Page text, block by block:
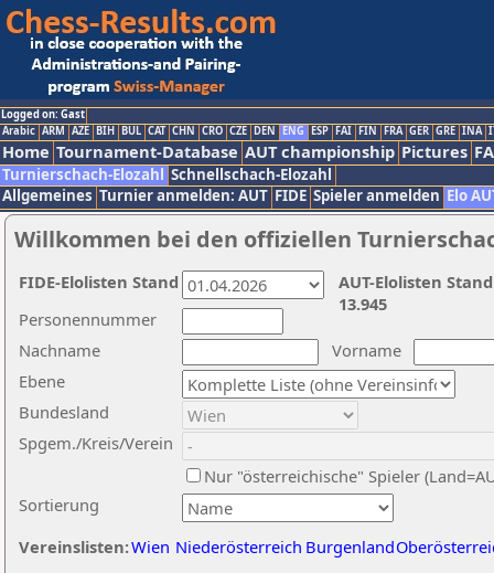
Logged on: Gast
Arabic ARM AZE BIH BUL CAT CHN CRO CZE DEN ENG ESP FAI FIN FRA GER GRE INA
Home Tournament-Database AUT championship Pictures
Turnierschach-Elozahl Schnellschach-Elozahl
Allgemeines Turnier anmelden: AUT FIDE Spieler anmelden Elo
Willkommen bei den offiziellen
Nachname
Vorname
Ebene
Sortierung
Personennummer
Bundesland
Spgem./Kreis/Verein
Nur "österreichische" Spieler
Vereinslisten:Wien Niederösterreich Burgenland
AUT-Elolisten
13.945
FIDE-Elolisten Stand